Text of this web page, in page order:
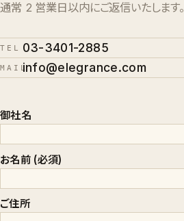
通常 2 営業日以内にご返信いたします。
TEL 03-3401-2885
MAILinfo@elegrance.com
御社名
お名前 (必須)
ご住所